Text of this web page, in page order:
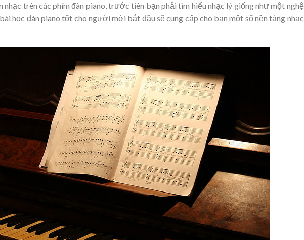
trên các phím đàn piano, trước tiên bạn phải tìm hiểu nhạc lý giống như một nghệ
học đàn piano tốt cho người mới bắt đầu sẽ cung cấp cho bạn một số nền tảng nhạc